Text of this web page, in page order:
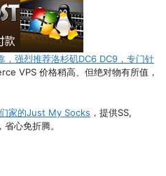
，强烈推荐洛杉矶DC6 DC9，专门针
VPS 价格稍高、但绝对物有所值，
家的Just My Socks ，提供SS,
心免折腾。